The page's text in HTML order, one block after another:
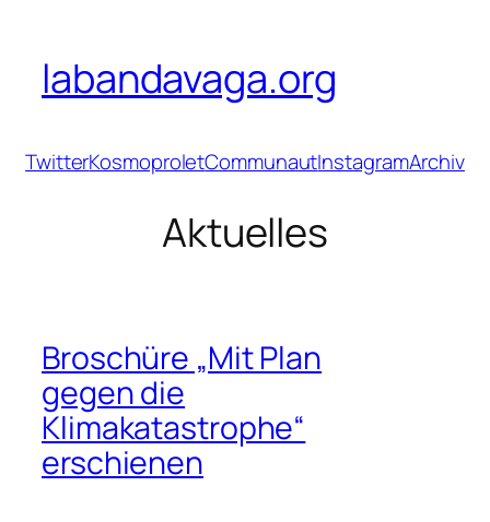
springen
labandavaga.org
TwitterKosmoproletCommunautInstagramArchiv
Aktuelles
Broschüre „Mit Plan
gegen die
Klimakatastrophe“
erschienen